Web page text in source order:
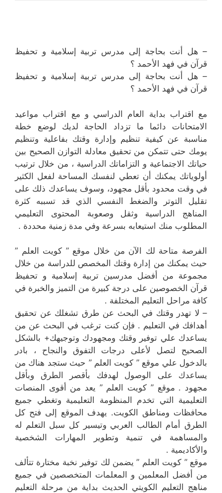
– هل أنت بحاجة إلى مدرس تربية إسلامية و تحفيظ
قرآن في فهد الأحمد ؟
– هل أنت بحاجة إلى مدرس تربية إسلامية و تحفيظ
قرآن في فهد الأحمد ؟
مع اقتراب بداية العام الدراسي و مع اقتراب مواعيد
الامتحانات دائما ما تزداد الحاجة لديك لوضع خطة
مناسبة عن كيفية تنظيم وإدارة وقتك بفاعلية وتنظيم
يومك حتى تتمكن من تحقيق معادلة التوازن الصحيح بين
حياتك الاجتماعية و التزاماتك الدراسية ، من خلال ترتيب
أولوياتك يمكنك أن تعطي لنفسك المساحة لفعل الكثير
في وقت محدود بأقل مجهود، وسوف يساعدك ذلك على
تقليل التوتر والضغط النفسي الذي قد تسببه كثرة
المناهج الدراسية وثقل وصعوبة المحتوى التعليمي
المطلوب منك استيعابه بسرعة وفي مدة زمنية محددة .
الفرصة متاحة لك الآن من خلال موقع ” كويت العلم ”
حيث يمكنك من إدارة وقتك المخصص للدراسة من خلال
مجموعة من أفضل مدرسين تربية إسلامية و تحفيظ
قرآن الخصوصين على درجة كبيرة من التميز والخبرة في
كافة مراحل التعليم المختلفة .
– لا تهدر وقتك في البحث عن طرق تشغلك عن تحقيق
أهدافك في التعليم . فإن كنت ترغب في البحث عن من
يساعدك علي توفير وقتك ومجهودك وتوجيهك+ بالشكل
الصحيح لتصل لأعلى درجات التفوق والنجاح ، بادر
بالدخول علي موقع ” كويت العلم ” حيث ستجد هناك من
يساعدك على الوصول لهدفك بأقصر الطرق وبأقل
مجهود . موقع ” كويت العلم ” يعد من أقوى المنصات
التعليمية التي تخدم المنظومة التعليمية وتغطي جميع
محافظات ومناطق الكويت. يهدف الموقع إلى فتح كل
الطرق أمام الطالب العربي وتيسير كل سبل التعلم له
والمساهمة في تنمية وتطوير المهارات الشخصية
والأكاديمية .
موقع ” كويت العلم ” يضمن لك توفير نخبة مختارة تتألف
من أفضل المعلمين و المعلمات المتخصصين في جميع
مناهج التعليم الكويتي الحديث بداية من مرحلة التعليم